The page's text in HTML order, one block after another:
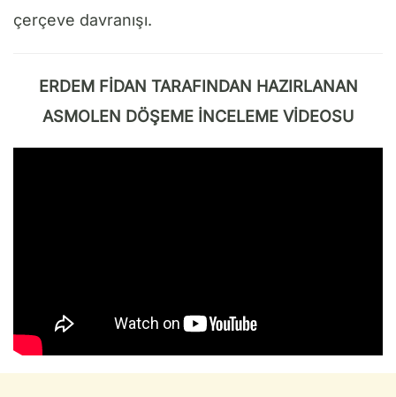
çerçeve davranışı.
ERDEM FİDAN TARAFINDAN HAZIRLANAN
ASMOLEN DÖŞEME İNCELEME VİDEOSU